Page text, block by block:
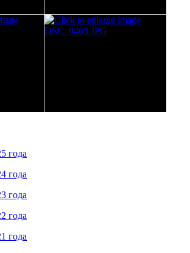
года
года
года
года
года